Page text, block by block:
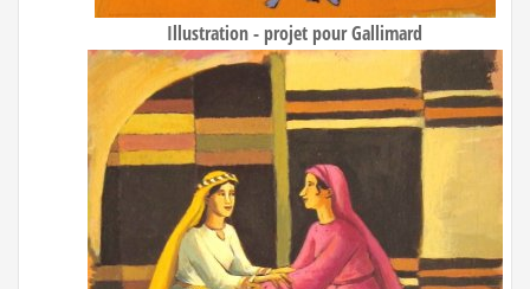
Illustration - projet pour Gallimard